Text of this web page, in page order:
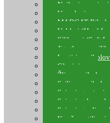
Najloni za
Upredenice za
MADCAT
Vobleri (Hard
Silikonci (Soft
Jig glave za
Leptiri za ribolov
Glavinjare
Žlice za ribolov
Sajlice za ribolov
Spinning setovi
Spinning
Spinning udice,
Kopče, vrtilice i